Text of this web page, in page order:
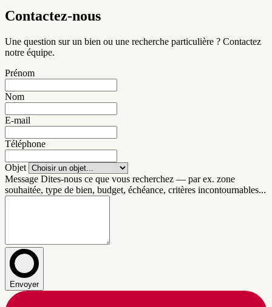
Contactez-nous
Une question sur un bien ou une recherche particulière ? Contactez
notre équipe.
Prénom
Nom
E-mail
Téléphone
Objet
Message Dites-nous ce que vous recherchez — par ex. zone
souhaitée, type de bien, budget, échéance, critères incontournables...
Envoyer